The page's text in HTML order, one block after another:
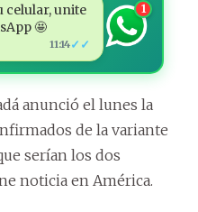
celular, unite
🤩
11:14✓✓
1
anunció el lunes la
de la variante
serían los dos
noticia en América.